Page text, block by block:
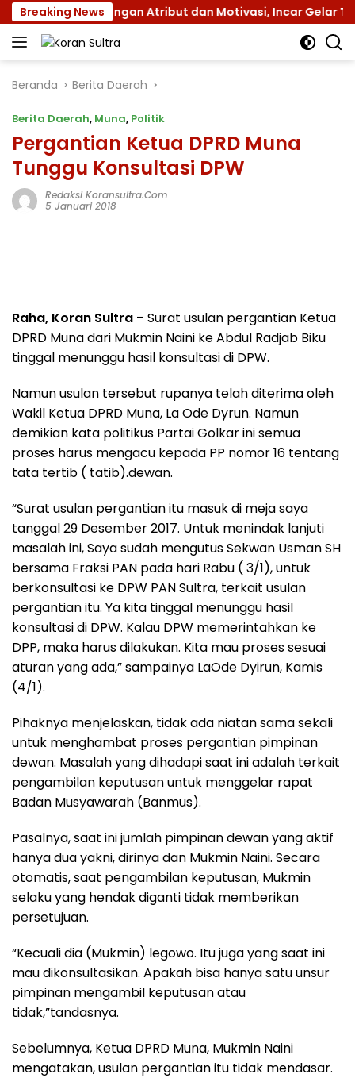
Langsung
ke
konten
Breaking News
XII dengan Atribut dan Motivasi, Incar Gelar
Beranda Berita Daerah
Berita Daerah, Muna, Politik
Pergantian Ketua DPRD Muna
Tunggu Konsultasi DPW
Redaksi Koransultra.com
5 Januari 2018
Raha, Koran Sultra – Surat usulan pergantian Ketua
DPRD Muna dari Mukmin Naini ke Abdul Radjab Biku
tinggal menunggu hasil konsultasi di DPW.
Namun usulan tersebut rupanya telah diterima oleh
Wakil Ketua DPRD Muna, La Ode Dyrun. Namun
demikian kata politikus Partai Golkar ini semua
proses harus mengacu kepada PP nomor 16 tentang
tata tertib ( tatib).dewan.
“Surat usulan pergantian itu masuk di meja saya
tanggal 29 Desember 2017. Untuk menindak lanjuti
masalah ini, Saya sudah mengutus Sekwan Usman SH
bersama Fraksi PAN pada hari Rabu ( 3/1), untuk
berkonsultasi ke DPW PAN Sultra, terkait usulan
pergantian itu. Ya kita tinggal menunggu hasil
konsultasi di DPW. Kalau DPW memerintahkan ke
DPP, maka harus dilakukan. Kita mau proses sesuai
aturan yang ada,” sampainya LaOde Dyirun, Kamis
(4/1).
Pihaknya menjelaskan, tidak ada niatan sama sekali
untuk menghambat proses pergantian pimpinan
dewan. Masalah yang dihadapi saat ini adalah terkait
pengambilan keputusan untuk menggelar rapat
Badan Musyawarah (Banmus).
Pasalnya, saat ini jumlah pimpinan dewan yang aktif
hanya dua yakni, dirinya dan Mukmin Naini. Secara
otomatis, saat pengambilan keputusan, Mukmin
selaku yang hendak diganti tidak memberikan
persetujuan.
“Kecuali dia (Mukmin) legowo. Itu juga yang saat ini
mau dikonsultasikan. Apakah bisa hanya satu unsur
pimpinan mengambil keputusan atau
tidak,”tandasnya.
Sebelumnya, Ketua DPRD Muna, Mukmin Naini
mengatakan, usulan pergantian itu tidak mendasar.